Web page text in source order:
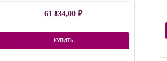
61 834,00₽
КУПИТЬ